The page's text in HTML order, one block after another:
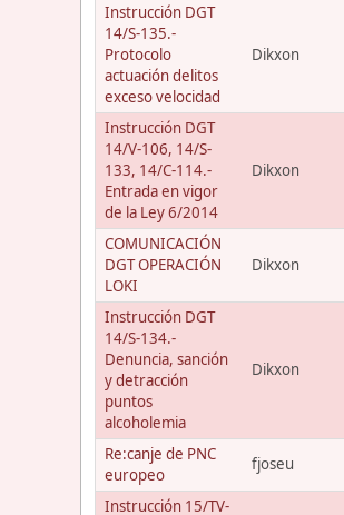
Instrucción DGT
14/S-135.-
Protocolo
actuación delitos
exceso velocidad
Dikxon
Instrucción DGT
14/V-106, 14/S-
133, 14/C-114.-
Entrada en vigor
de la Ley 6/2014
Dikxon
COMUNICACIÓN
DGT OPERACIÓN
LOKI
Dikxon
Instrucción DGT
14/S-134.-
Denuncia, sanción
y detracción
puntos
alcoholemia
Dikxon
Re:canje de PNC
europeo
fjoseu
Instrucción 15/TV-